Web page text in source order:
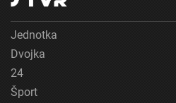
Jednotka
Dvojka
24
Šport